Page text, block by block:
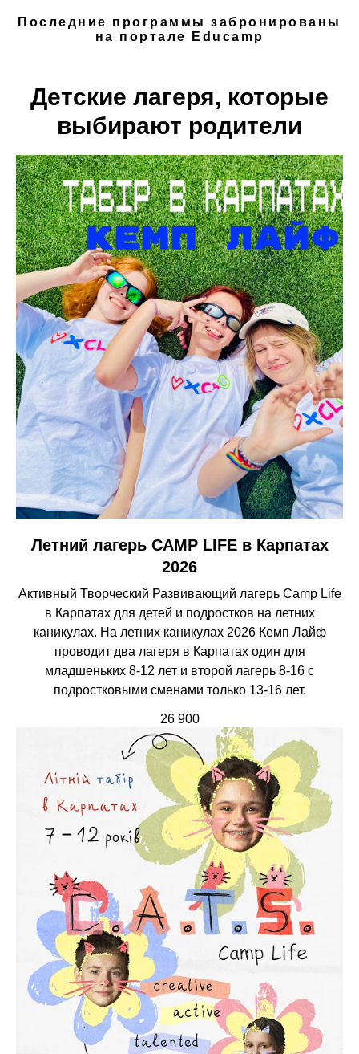
Последние программы забронированы
на портале Educamp
Детские лагеря, которые
выбирают родители
Летний лагерь CAMP LIFE в Карпатах
2026
Активный Творческий Развивающий лагерь Camp Life
в Карпатах для детей и подростков на летних
каникулах. На летних каникулах 2026 Кемп Лайф
проводит два лагеря в Карпатах один для
младшеньких 8-12 лет и второй лагерь 8-16 с
подростковыми сменами только 13-16 лет.
26 900